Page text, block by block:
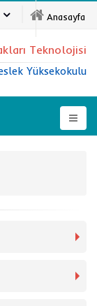
Anasayfa
Teknolojisi
Yüksekokulu